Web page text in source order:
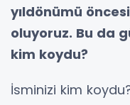
yıldönümü
oluyoruz. Bu da
kim koydu?
İsminizi kim